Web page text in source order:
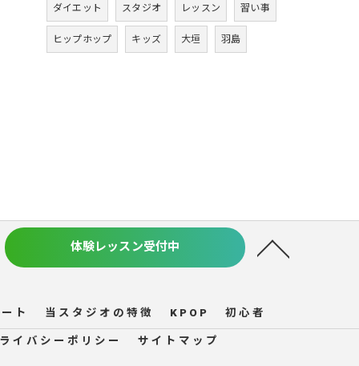
ダイエット スタジオ レッスン 習い事
ヒップホップ キッズ 大垣 羽島
体験レッスン受付中
ト 当スタジオの特徴 KPOP 初心者
イバシーポリシー サイトマップ